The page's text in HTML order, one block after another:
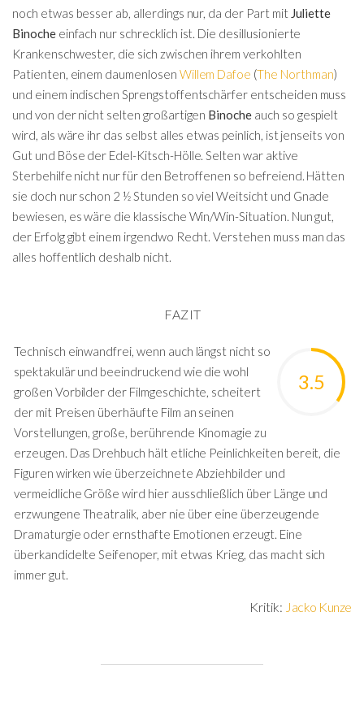
noch etwas besser ab, allerdings nur, da der Part mit Juliette
Binocheeinfach nur schrecklich ist. Die desillusionierte
Krankenschwester, die sich zwischen ihrem verkohlten
Patienten, einem daumenlosen Willem Dafoe (The Northman)
und einem indischen Sprengstoffentschärfer entscheiden muss
und von der nicht selten großartigen Binoche auch so gespielt
wird, als wäre ihr das selbst alles etwas peinlich, ist jenseits von
Gut und Böse der Edel-Kitsch-Hölle. Selten war aktive
Sterbehilfe nicht nur für den Betroffenen so befreiend. Hätten
sie doch nur schon 2 ½ Stunden so viel Weitsicht und Gnade
bewiesen, es wäre die klassische Win/Win-Situation. Nun gut,
der Erfolg gibt einem irgendwo Recht. Verstehen muss man das
alles hoffentlich deshalb nicht.
FAZIT
3.5
Technisch einwandfrei, wenn auch längst nicht so
spektakulär und beeindruckend wie die wohl
großen Vorbilder der Filmgeschichte, scheitert
der mit Preisen überhäufte Film an seinen
Vorstellungen, große, berührende Kinomagie zu
erzeugen. Das Drehbuch hält etliche Peinlichkeiten bereit, die
Figuren wirken wie überzeichnete Abziehbilder und
vermeidliche Größe wird hier ausschließlich über Länge und
erzwungene Theatralik, aber nie über eine überzeugende
Dramaturgie oder ernsthafte Emotionen erzeugt. Eine
überkandidelte Seifenoper, mit etwas Krieg, das macht sich
immer gut.
Kritik: Jacko Kunze